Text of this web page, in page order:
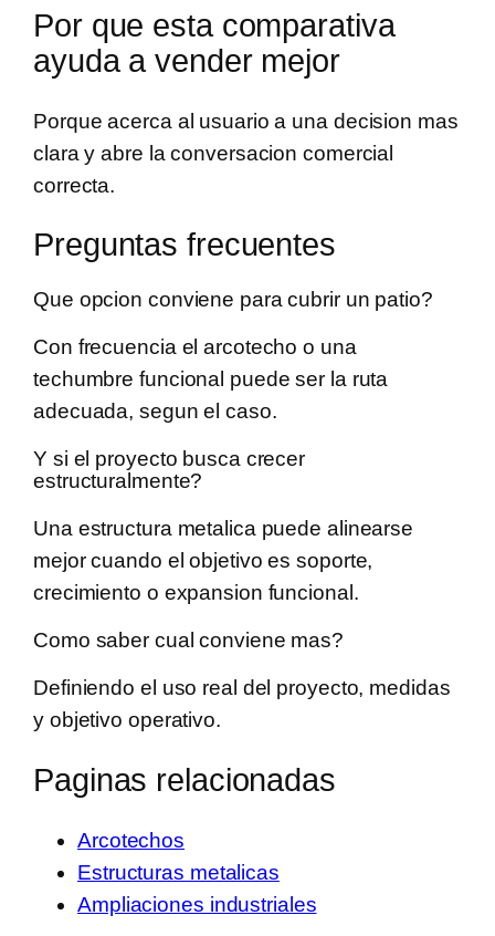
Por que esta comparativa
ayuda a vender mejor
Porque acerca al usuario a una decision mas
clara y abre la conversacion comercial
correcta.
Preguntas frecuentes
Que opcion conviene para cubrir un patio?
Con frecuencia el arcotecho o una
techumbre funcional puede ser la ruta
adecuada, segun el caso.
Y si el proyecto busca crecer
estructuralmente?
Una estructura metalica puede alinearse
mejor cuando el objetivo es soporte,
crecimiento o expansion funcional.
Como saber cual conviene mas?
Definiendo el uso real del proyecto, medidas
y objetivo operativo.
Paginas relacionadas
Arcotechos
Estructuras metalicas
Ampliaciones industriales